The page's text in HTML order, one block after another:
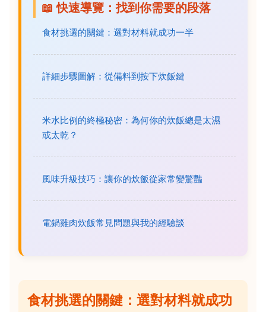
📖 快速導覽：找到你需要的段落
食材挑選的關鍵：選對材料就成功一半
詳細步驟圖解：從備料到按下炊飯鍵
米水比例的終極秘密：為何你的炊飯總是太濕
或太乾？
風味升級技巧：讓你的炊飯從家常變驚豔
電鍋雞肉炊飯常見問題與我的經驗談
食材挑選的關鍵：選對材料就成功